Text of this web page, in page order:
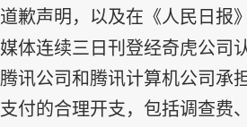
道歉声明，以及在《人民日报
媒体连续三日刊登经奇虎公司
腾讯公司和腾讯计算机公司承
支付的合理开支，包括调查费